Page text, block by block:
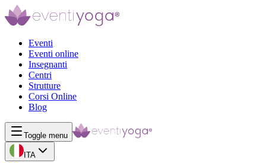
Eventi
Eventi online
Insegnanti
Centri
Strutture
Corsi Online
Blog
Toggle menu
ITA